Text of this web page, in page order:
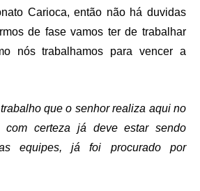
Carioca, então não há duvidas
de fase vamos ter de trabalhar
nós trabalhamos para vencer a
que o senhor realiza aqui no
com certeza já deve estar sendo
equipes, já foi procurado por